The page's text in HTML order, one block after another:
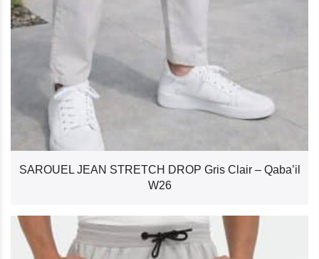
SAROUEL JEAN STRETCH DROP Gris Clair – Qaba’il
W26